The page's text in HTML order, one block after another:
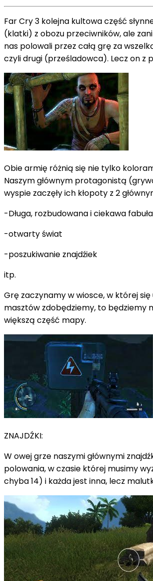
Far Cry 3 kolejna kultowa część
(klatki) z obozu przeciwników, ale
nas polowali przez całą grę za
czyli drugi (prześladowca). Lecz on z
Obie armię różnią się nie tylko
Naszym głównym protagonistą
wyspie zaczęły ich kłopoty z 2
-Długa, rozbudowana i ciekawa fabuła
-otwarty świat
-poszukiwanie znajdźiek
itp.
Grę zaczynamy w wiosce, w której
masztów zdobędziemy, to będziemy
większą część mapy.
ZNAJDŹKI:
W owej grze naszymi głównymi
polowania, w czasie której musimy
chyba 14) i każda jest inna, lecz